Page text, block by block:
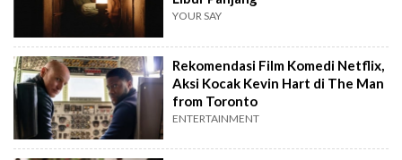
YOUR SAY
Rekomendasi Film Komedi Netflix,
Aksi Kocak Kevin Hart di The Man
from Toronto
ENTERTAINMENT